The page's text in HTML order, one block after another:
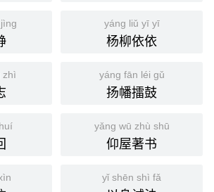
yáng liǔ yī yī
杨柳依依
zhì yáng fān léi gǔ
扬幡擂鼓
yǎng wū zhù shū
仰屋著书
yǐ shēn shì fǎ